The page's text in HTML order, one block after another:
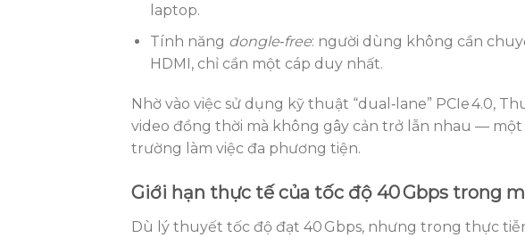
laptop.
Tính năng dongle‑free: người dùng không cần
HDMI, chỉ cần một cáp duy nhất.
Nhờ vào việc sử dụng kỹ thuật “dual‑lane” PCIe 4.0,
video đồng thời mà không gây cản trở lẫn nhau —
trường làm việc đa phương tiện.
Giới hạn thực tế của tốc độ 40 Gbps trong
Dù lý thuyết tốc độ đạt 40 Gbps, nhưng trong thực